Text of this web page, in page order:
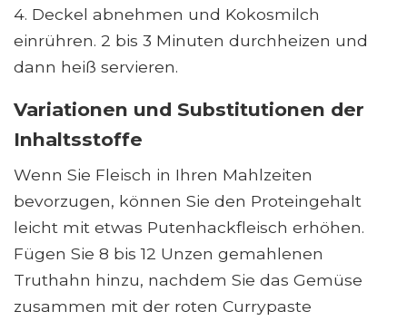
4. Deckel abnehmen und Kokosmilch
einrühren. 2 bis 3 Minuten durchheizen und
dann heiß servieren.
Variationen und Substitutionen der
Inhaltsstoffe
Wenn Sie Fleisch in Ihren Mahlzeiten
bevorzugen, können Sie den Proteingehalt
leicht mit etwas Putenhackfleisch erhöhen.
Fügen Sie 8 bis 12 Unzen gemahlenen
Truthahn hinzu, nachdem Sie das Gemüse
zusammen mit der roten Currypaste